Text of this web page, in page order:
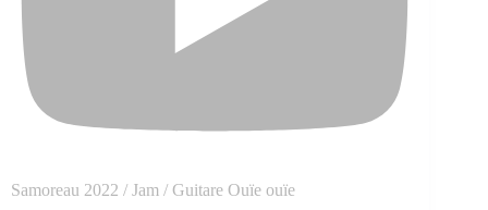
Samoreau 2022 / Jam / Guitare Ouïe ouïe